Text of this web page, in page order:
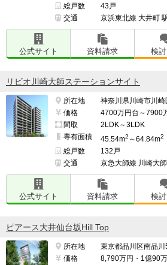
総戸数
43戸
交通
京浜東北線 大井町
公式サイト 資料請求 検
リビオ川崎大師ステーションサイト
所在地
神奈川県川崎市川崎
価格
4700万円台～7900
間取
2LDK～3LDK
専有面積
45.54m2 ～64.84m2
総戸数
132戸
交通
京急大師線 川崎大
公式サイト 資料請求 検
ピアース大井仙台坂Hill Top
所在地
東京都品川区南品川
価格
8,790万円・1億90